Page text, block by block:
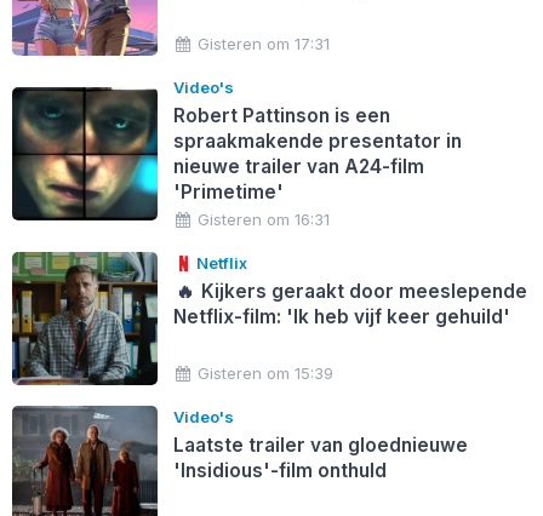
Gisteren om 17:31
Video's
Robert Pattinson is een
spraakmakende presentator in
nieuwe trailer van A24-film
'Primetime'
Gisteren om 16:31
Netflix
🔥 Kijkers geraakt door meeslepende
Netflix-film: 'Ik heb vijf keer gehuild'
Gisteren om 15:39
Video's
Laatste trailer van gloednieuwe
'Insidious'-film onthuld